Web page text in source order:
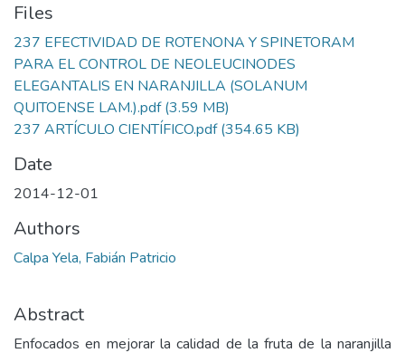
Files
237 EFECTIVIDAD DE ROTENONA Y SPINETORAM
PARA EL CONTROL DE NEOLEUCINODES
ELEGANTALIS EN NARANJILLA (SOLANUM
QUITOENSE LAM.).pdf(3.59 MB)
237 ARTÍCULO CIENTÍFICO.pdf(354.65 KB)
Date
2014-12-01
Authors
Calpa Yela, Fabián Patricio
Abstract
Enfocados en mejorar la calidad de la fruta de la naranjilla